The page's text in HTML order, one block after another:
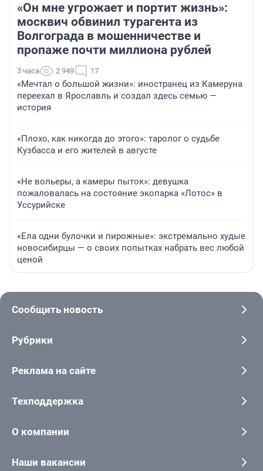
«Он мне угрожает и портит жизнь»:
москвич обвинил турагента из
Волгограда в мошенничестве и
пропаже почти миллиона рублей
3 часа 2 949 17
«Мечтал о большой жизни»: иностранец из Камеруна
переехал в Ярославль и создал здесь семью —
история
«Плохо, как никогда до этого»: таролог о судьбе
Кузбасса и его жителей в августе
«Не вольеры, а камеры пыток»: девушка
пожаловалась на состояние экопарка «Лотос» в
Уссурийске
«Ела одни булочки и пирожные»: экстремально худые
новосибирцы — о своих попытках набрать вес любой
ценой
Сообщить новость
Рубрики
Реклама на сайте
Техподдержка
О компании
Наши вакансии